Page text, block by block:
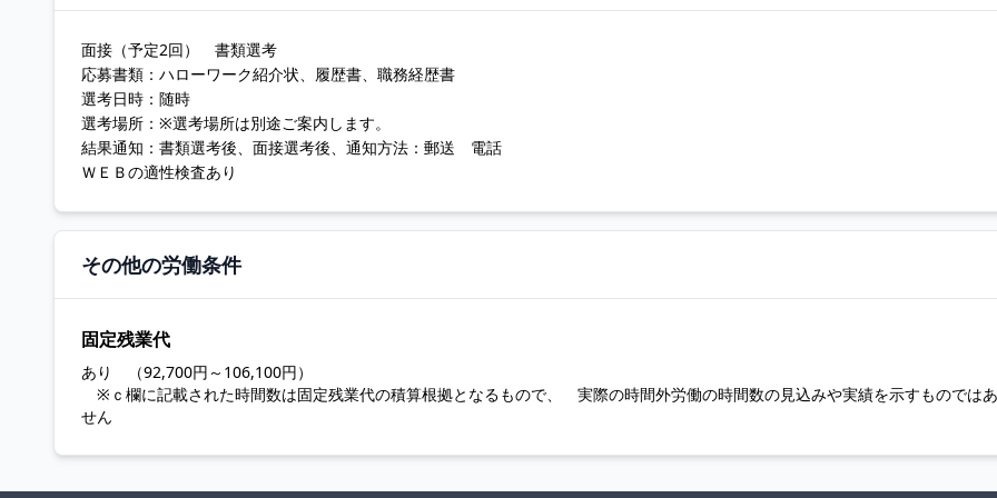
面接（予定2回） 書類選考
応募書類：ハローワーク紹介状、履歴書、職務経歴書
選考日時：随時
選考場所：※選考場所は別途ご案内します。
結果通知：書類選考後、面接選考後、通知方法：郵送 電話
ＷＥＢの適性検査あり
その他の労働条件
固定残業代
あり （92,700円～106,100円）
※ｃ欄に記載された時間数は固定残業代の積算根拠となるもので、 実際の時間外労働の時間数の見込みや実績を示すもので
せん